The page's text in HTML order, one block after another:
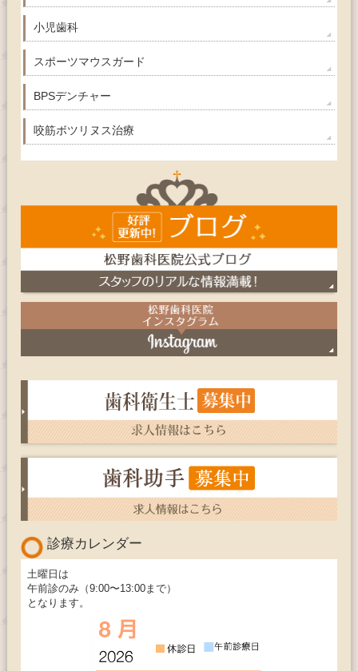
小児歯科
スポーツマウスガード
BPSデンチャー
咬筋ボツリヌス治療
診療カレンダー
土曜日は
午前診のみ（9:00〜13:00まで）
となります。